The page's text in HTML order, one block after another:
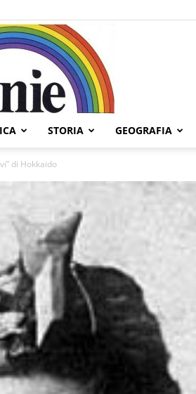
Etnie
STORIA GEOGRAFIA
di Hokkaido